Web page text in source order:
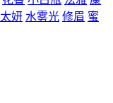
太妍 水雾光 修眉 蜜